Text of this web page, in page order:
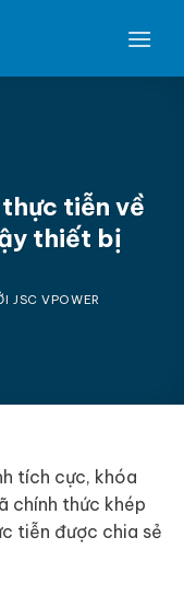
tiễn về
thiết bị
JSC VPOWER
tích cực, khóa
chính thức khép
tiễn được chia sẻ